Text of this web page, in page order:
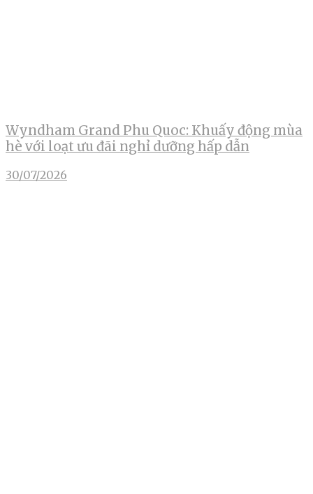
Wyndham Grand Phu Quoc: Khuấy động mùa
hè với loạt ưu đãi nghỉ dưỡng hấp dẫn
30/07/2026